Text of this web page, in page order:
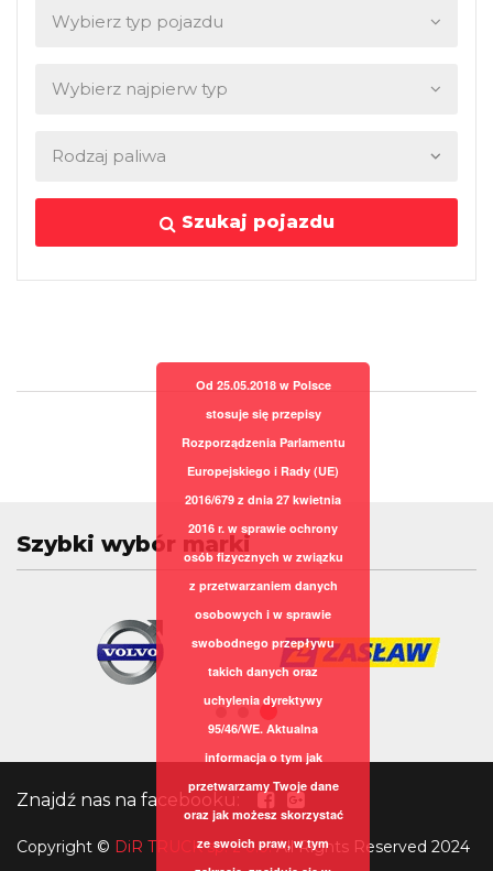
Szukaj pojazdu
Szybki wybór marki
Znajdź nas na facebooku:
Copyright © DiR TRUCK sp. z o.o.All Rights Reserved 2024
Od 25.05.2018 w Polsce
stosuje się przepisy
Rozporządzenia Parlamentu
Europejskiego i Rady (UE)
2016/679 z dnia 27 kwietnia
2016 r. w sprawie ochrony
osób fizycznych w związku
z przetwarzaniem danych
osobowych i w sprawie
swobodnego przepływu
takich danych oraz
uchylenia dyrektywy
95/46/WE. Aktualna
informacja o tym jak
przetwarzamy Twoje dane
oraz jak możesz skorzystać
ze swoich praw, w tym